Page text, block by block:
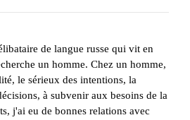
de langue russe qui vit en
un homme. Chez un homme,
le sérieux des intentions, la
à subvenir aux besoins de la
j'ai eu de bonnes relations avec